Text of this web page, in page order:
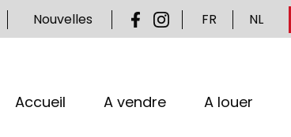
Nouvelles FR NL
Accueil A vendre A louer